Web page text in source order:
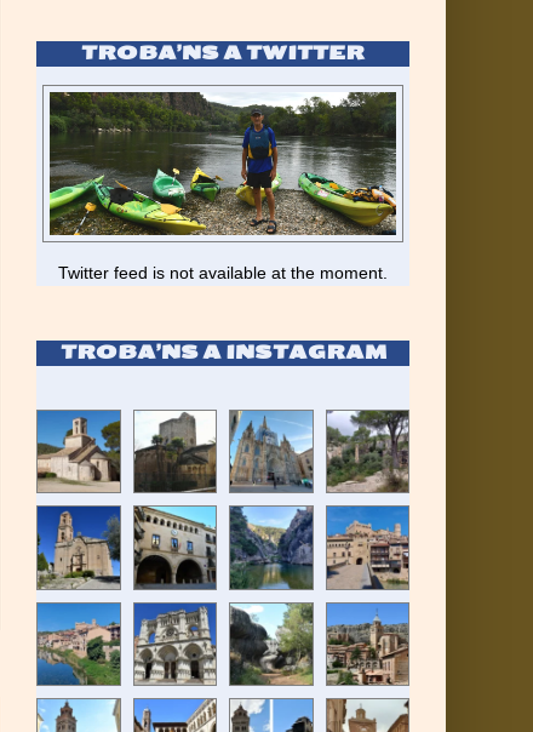
TROBA’NS A TWITTER
Twitter feed is not available at the moment.
TROBA’NS A INSTAGRAM